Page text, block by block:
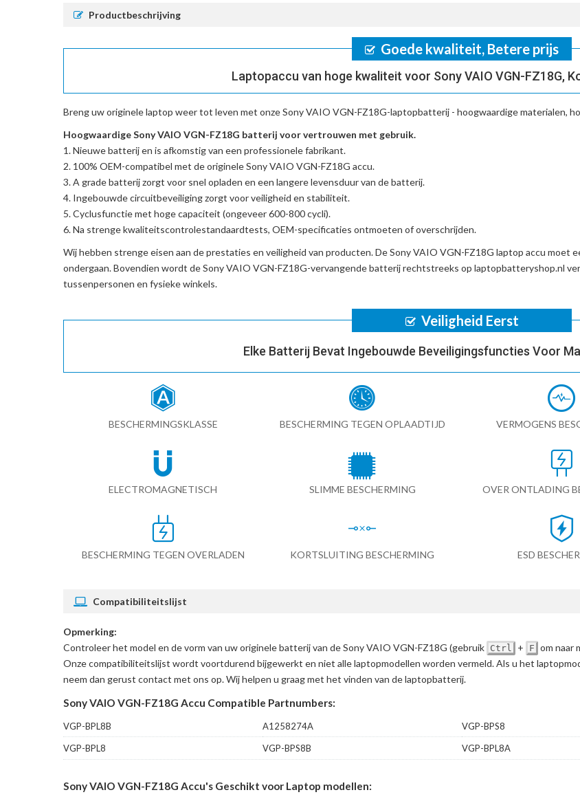
Productbeschrijving
Goede kwaliteit, Betere prijs
Laptopaccu van hoge kwaliteit voor Sony VAIO VGN-FZ18G,
Breng uw originele laptop weer tot leven met onzeSony VAIO VGN-FZ18G-laptopbatterij - hoogwaardige materialen,
Hoogwaardige Sony VAIO VGN-FZ18G batterij voor vertrouwen met gebruik.
Nieuwe batterij en is afkomstig van een professionele fabrikant.
100% OEM-compatibel met deoriginele Sony VAIO VGN-FZ18G accu.
A grade batterij zorgt voor snel opladen en een langere levensduur van de batterij.
Ingebouwde circuitbeveiliging zorgt voor veiligheid en stabiliteit.
Cyclusfunctie met hoge capaciteit (ongeveer 600-800 cycli).
Na strenge kwaliteitscontrolestandaardtests, OEM-specificaties ontmoeten of overschrijden.
Wij hebben strenge eisen aan de prestaties en veiligheid van producten. DeSony VAIO VGN-FZ18G laptop accu moet
ondergaan. Bovendien wordt deSony VAIO VGN-FZ18G-vervangende batterijrechtstreeks op laptopbatteryshop.nl
tussenpersonen en fysieke winkels.
Veiligheid Eerst
Elke Batterij Bevat Ingebouwde Beveiligingsfuncties Voor
BESCHERMINGSKLASSE BESCHERMING TEGEN OPLAADTIJD VERMOGENS
ELECTROMAGNETISCH SLIMME BESCHERMING OVER ONTLADING
BESCHERMING TEGEN OVERLADEN KORTSLUITING BESCHERMING ESD
Compatibiliteitslijst
Opmerking:
Controleer het model en de vorm van uw originele batterij van de Sony VAIO VGN-FZ18G (gebruik Ctrl + F om naar
Onze compatibiliteitslijst wordt voortdurend bijgewerkt en niet alle laptopmodellen worden vermeld. Als u het
neem dan gerust contact met ons op. Wij helpen u graag met het vinden van de laptopbatterij.
Sony VAIO VGN-FZ18G Accu Compatible Partnumbers:
VGP-BPL8B A1258274A VGP-BPS8
VGP-BPL8
VGP-BPS8B VGP-BPL8A
Sony VAIO VGN-FZ18G Accu's Geschikt voor Laptop modellen: